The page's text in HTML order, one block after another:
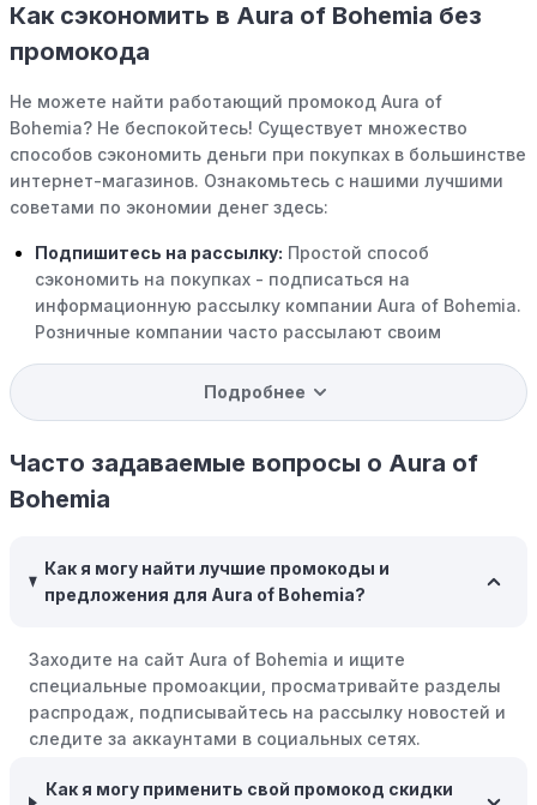
Как сэкономить в Aura of Bohemia без
промокода
Не можете найти работающий промокод Aura of
Bohemia? Не беспокойтесь! Существует множество
способов сэкономить деньги при покупках в большинстве
интернет-магазинов. Ознакомьтесь с нашими лучшими
советами по экономии денег здесь:
Подпишитесь на рассылку: Простой способ
сэкономить на покупках - подписаться на
информационную рассылку компании Aura of Bohemia.
Розничные компании часто рассылают своим
доступ к распродажам.
компании Aura of Bohemia есть программы поощрения,
позволяющие зарабатывать баллы или cashback на
покупках. Накапливайте баллы и обменивайте их на
Совершать покупки во время распродаж:
Следите за
крупными распродажами, такими как "черная
розничные компании часто предлагают значительные
скидки.
Бросьте корзину:Если Вы не торопитесь с покупкой,
два. В некоторых случаях существует большая
Подробнее
Часто задаваемые вопросы о Aura of
Bohemia
Как я могу найти лучшие промокоды и
предложения для Aura of Bohemia?
Заходите на сайт Aura of Bohemia и ищите
специальные промоакции, просматривайте разделы
распродаж, подписывайтесь на рассылку новостей и
следите за аккаунтами в социальных сетях.
Как я могу применить свой промокод скидки